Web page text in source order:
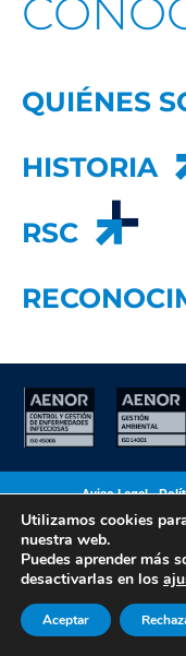
QUIÉNES
QUIÉNES
HISTORIA
HISTORIA
RSC
RSC
Aviso Legal•
Polígono Espíritu Santo,
Teléfono 985 791 480
Utilizamos cookies
nuestra web.
Puedes aprender más
desactivarlas en los
Aceptar